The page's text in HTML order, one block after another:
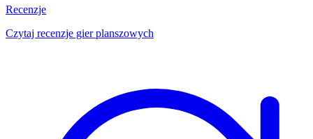
Recenzje
Czytaj recenzje gier planszowych